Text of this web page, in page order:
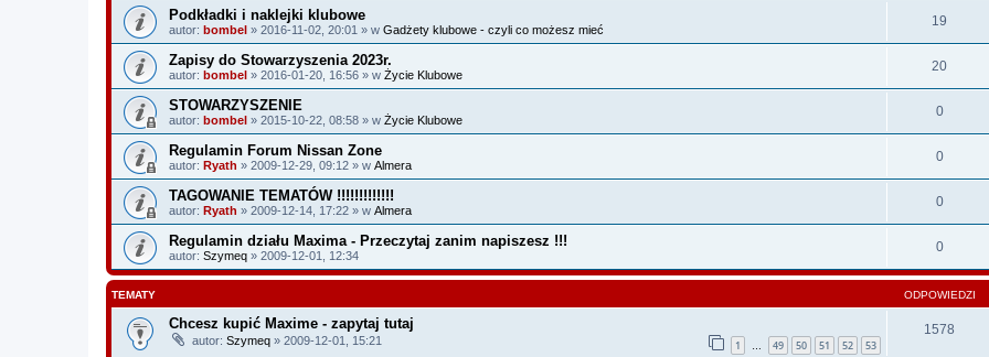
Podkładki i naklejki klubowe
autor: bombel » 2016-11-02, 20:01 » w Gadżety klubowe - czyli co możesz mieć
19
Zapisy do Stowarzyszenia 2023r.
autor: bombel » 2016-01-20, 16:56 » w Życie Klubowe
20
STOWARZYSZENIE
autor: bombel » 2015-10-22, 08:58 » w Życie Klubowe
0
Regulamin Forum Nissan Zone
autor: Ryath » 2009-12-29, 09:12 » w Almera
0
TAGOWANIE TEMATÓW !!!!!!!!!!!!!
autor: Ryath » 2009-12-14, 17:22 » w Almera
0
Regulamin działu Maxima - Przeczytaj zanim napiszesz !!!
autor: Szymeq » 2009-12-01, 12:34
0
TEMATY ODPOWIEDZI
Chcesz kupić Maxime - zapytaj tutaj
autor: Szymeq » 2009-12-01, 15:21 1 … 49 50 51 52 53
1578